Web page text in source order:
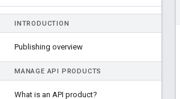
INTRODUCTION
Publishing overview
MANAGE API PRODUCTS
What is an API product?